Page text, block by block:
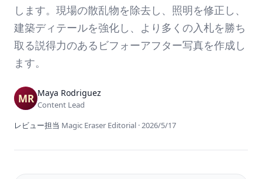
します。現場の散乱物を除去し、照明を修正し、
建築ディテールを強化し、より多くの入札を勝ち
取る説得力のあるビフォーアフター写真を作成し
ます。
Maya Rodriguez
Content Lead
レビュー担当 Magic Eraser Editorial ·2026/5/17